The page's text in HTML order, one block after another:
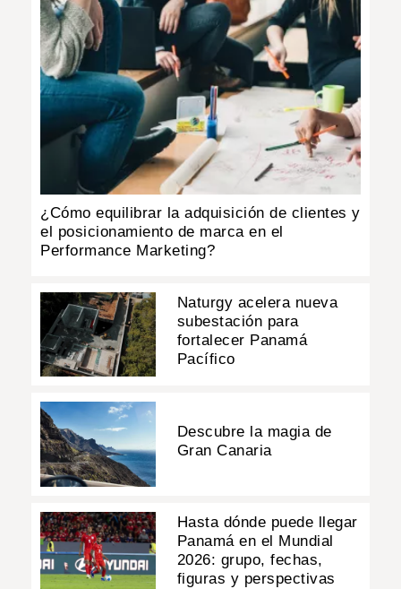
¿Cómo equilibrar la adquisición de clientes y
el posicionamiento de marca en el
Performance Marketing?
Naturgy acelera nueva
subestación para
fortalecer Panamá
Pacífico
Descubre la magia de
Gran Canaria
Hasta dónde puede llegar
Panamá en el Mundial
2026: grupo, fechas,
figuras y perspectivas